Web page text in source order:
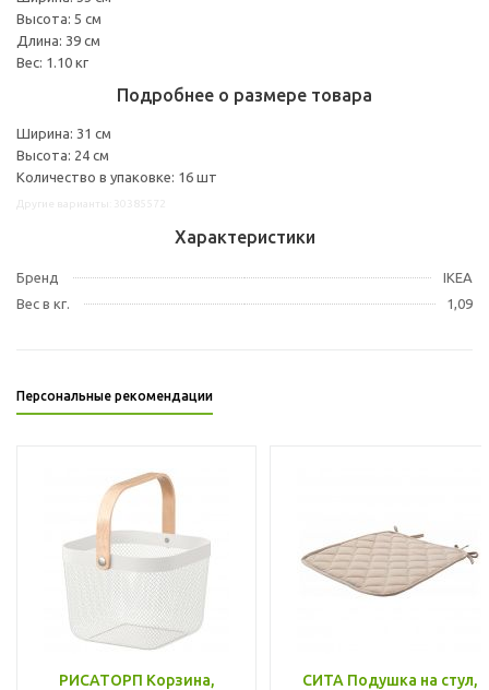
Высота: 5 см
Длина: 39 см
Вес: 1.10 кг
Подробнее о размере товара
Ширина: 31 см
Высота: 24 см
Количество в упаковке: 16 шт
Характеристики
Бренд
IKEA
Вес в кг.
1,09
Персональные рекомендации
РИСАТОРП Корзина,
СИТА Подушка на стул,